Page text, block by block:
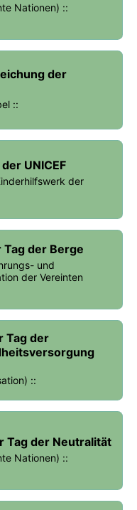
Nationen) ::
der
::
UNICEF
der
Tag der Berge
und
der Vereinten
Tag der
::
Tag der Neutralität
Nationen) ::